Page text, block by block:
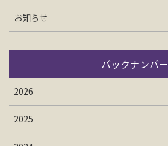
お知らせ
バックナンバー
2026
2025